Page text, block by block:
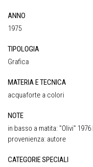
ANNO
1975
TIPOLOGIA
Grafica
MATERIA E TECNICA
acquaforte a colori
NOTE
in basso a matita: "Olivi"
provenienza: autore
CATEGORIE SPECIALI